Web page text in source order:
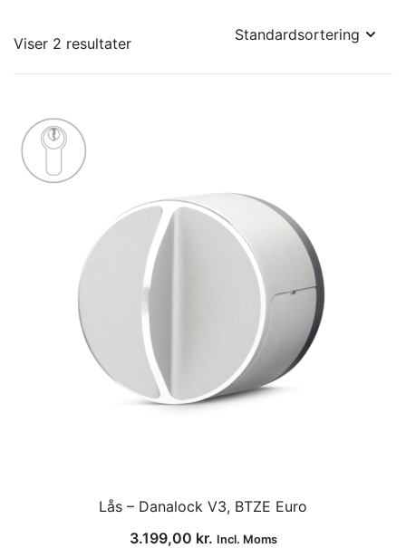
Viser 2 resultater
Lås – Danalock V3, BTZE Euro
3.199,00 kr. Incl. Moms